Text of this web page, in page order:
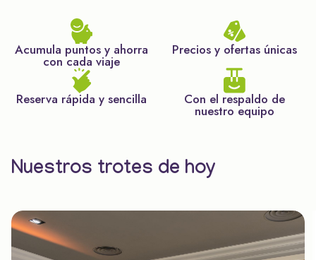
Acumula puntos y ahorra
con cada viaje
Precios y ofertas únicas
Reserva rápida y sencilla Con el respaldo de
nuestro equipo
Nuestros trotes de hoy